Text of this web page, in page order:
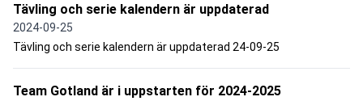
Tävling och serie kalendern är uppdaterad
2024-09-25
Tävling och serie kalendern är uppdaterad 24-09-25
Team Gotland är i uppstarten för 2024-2025